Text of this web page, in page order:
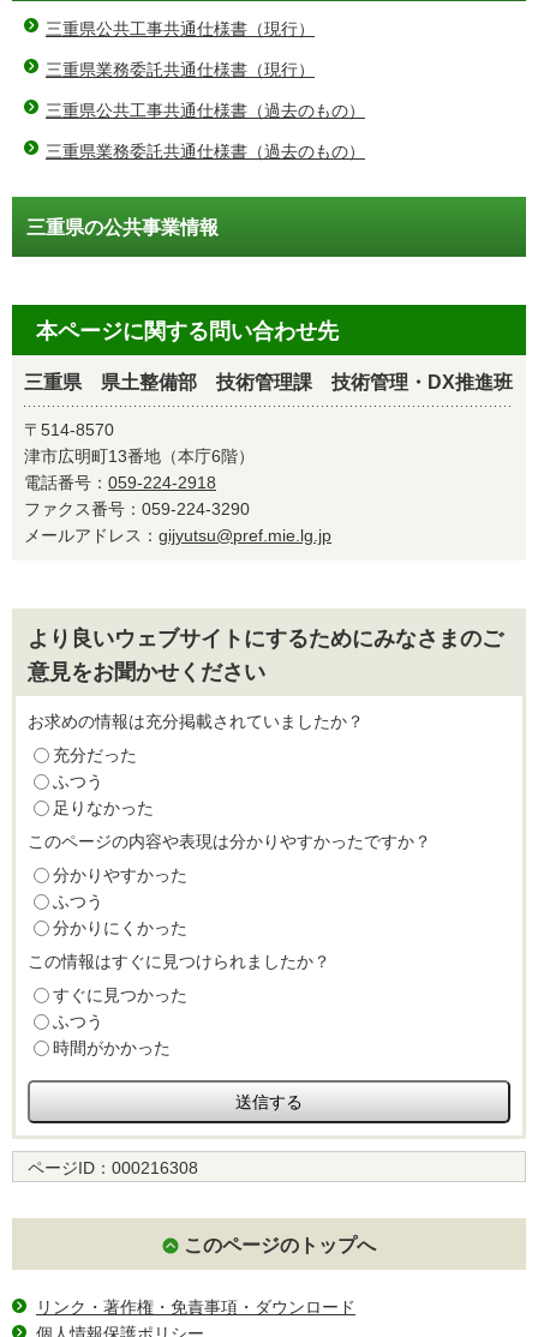
三重県公共工事共通仕様書（現行）
三重県業務委託共通仕様書（現行）
三重県公共工事共通仕様書（過去のもの）
三重県業務委託共通仕様書（過去のもの）
三重県の公共事業情報
本ページに関する問い合わせ先
三重県 県土整備部 技術管理課 技術管理・DX推進班
〒514-8570
津市広明町13番地（本庁6階）
電話番号： 059-224-2918
ファクス番号：059-224-3290
メールアドレス： gijyutsu@pref.mie.lg.jp
より良いウェブサイトにするためにみなさまのご
意見をお聞かせください
お求めの情報は充分掲載されていましたか？
充分だった
ふつう
足りなかった
このページの内容や表現は分かりやすかったですか？
分かりやすかった
ふつう
分かりにくかった
この情報はすぐに見つけられましたか？
すぐに見つかった
ふつう
時間がかかった
ページID： 000216308
このページのトップへ
リンク・著作権・免責事項・ダウンロード